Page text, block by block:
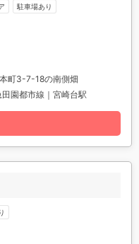
駐車場あり
町3-7-18の南側畑
園都市線｜宮崎台駅